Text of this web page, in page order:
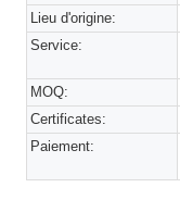
Lieu d'origine:
Service:
MOQ:
Certificates:
Paiement: